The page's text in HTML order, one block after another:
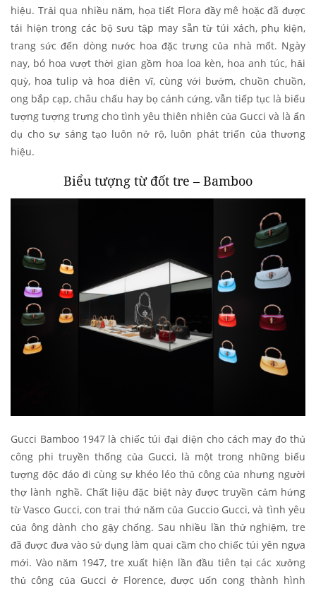
hiệu. Trải qua nhiều năm, họa tiết Flora đầy mê hoặc đã được
tái hiện trong các bộ sưu tập may sẵn từ túi xách, phụ kiện,
trang sức đến dòng nước hoa đặc trưng của nhà mốt. Ngày
nay, bó hoa vượt thời gian gồm hoa loa kèn, hoa anh túc, hải
quỳ, hoa tulip và hoa diên vĩ, cùng với bướm, chuồn chuồn,
ong bắp cạp, châu chấu hay bọ cánh cứng, vẫn tiếp tục là biểu
tượng tượng trưng cho tình yêu thiên nhiên của Gucci và là ẩn
dụ cho sự sáng tạo luôn nở rộ, luôn phát triển của thương
hiệu.
Biểu tượng từ đốt tre – Bamboo
Gucci Bamboo 1947 là chiếc túi đại diện cho cách may đo thủ
công phi truyền thống của Gucci, là một trong những biểu
tượng độc đáo đi cùng sự khéo léo thủ công của nhưng người
thợ lành nghề. Chất liệu đặc biệt này được truyền cảm hứng
từ Vasco Gucci, con trai thứ năm của Guccio Gucci, và tình yêu
của ông dành cho gậy chống. Sau nhiều lần thử nghiệm, tre
đã được đưa vào sử dụng làm quai cầm cho chiếc túi yên ngựa
mới. Vào năm 1947, tre xuất hiện lần đầu tiên tại các xưởng
thủ công của Gucci ở Florence, được uốn cong thành hình